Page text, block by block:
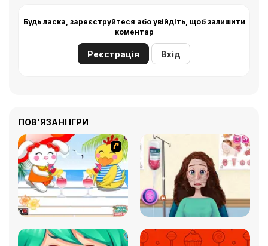
Будь ласка, зареєструйтеся або увійдіть, щоб залишити
коментар
Реєстрація Вхід
ПОВ'ЯЗАНІ ІГРИ